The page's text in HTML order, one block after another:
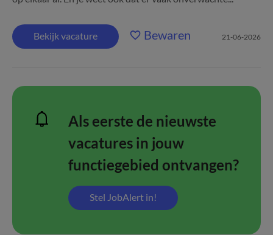
Bekijk vacature Bewaren 21-06-2026
Als eerste de nieuwste
vacatures in jouw
functiegebied ontvangen?
Stel JobAlert in!